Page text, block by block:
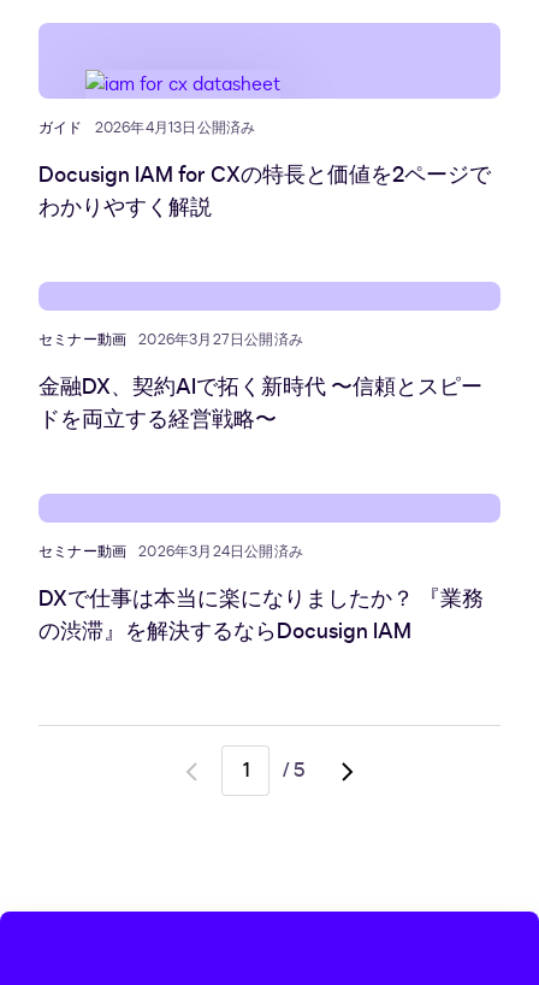
ガイド 2026年4月13日公開済み
Docusign IAM for CXの特長と価値を2ページで
わかりやすく解説
セミナー動画 2026年3月27日公開済み
金融DX、契約AIで拓く新時代 〜信頼とスピー
ドを両立する経営戦略〜
セミナー動画 2026年3月24日公開済み
DXで仕事は本当に楽になりましたか？ 『業務
の渋滞』を解決するならDocusign IAM
Go
/5
Go
2